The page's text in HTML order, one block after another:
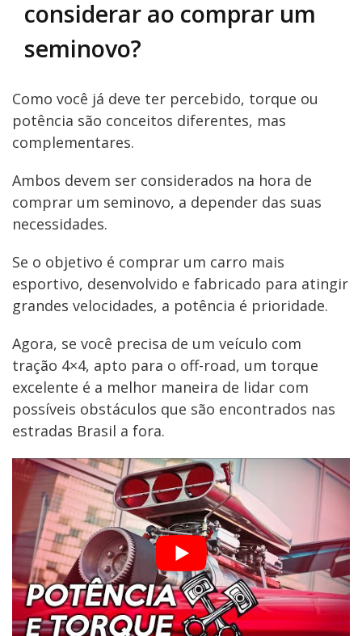
considerar ao comprar um
seminovo?
Como você já deve ter percebido, torque ou
potência são conceitos diferentes, mas
complementares.
Ambos devem ser considerados na hora de
comprar um seminovo, a depender das suas
necessidades.
Se o objetivo é comprar um carro mais
esportivo, desenvolvido e fabricado para atingir
grandes velocidades, a potência é prioridade.
Agora, se você precisa de um veículo com
tração 4×4, apto para o off-road, um torque
excelente é a melhor maneira de lidar com
possíveis obstáculos que são encontrados nas
estradas Brasil a fora.